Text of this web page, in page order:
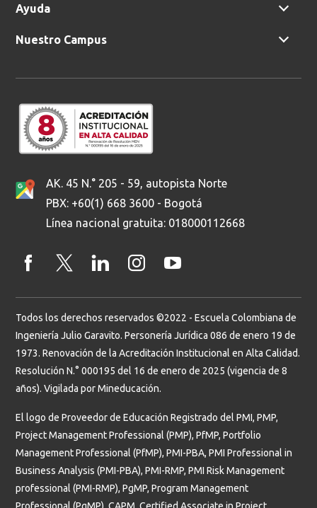
Ayuda
Nuestro Campus
AK. 45 N.° 205 - 59, autopista Norte
PBX: +60(1) 668 3600 - Bogotá
Línea nacional gratuita: 018000112668
Todos los derechos reservados ©2022 - Escuela Colombiana de
Ingeniería Julio Garavito. Personería Jurídica 086 de enero 19 de
1973. Renovación de la Acreditación Institucional en Alta Calidad.
Resolución N.° 000195 del 16 de enero de 2025 (vigencia de 8
años). Vigilada por Mineducación.
El logo de Proveedor de Educación Registrado del PMI, PMP,
Project Management Professional (PMP), PfMP, Portfolio
Management Professional (PfMP), PMI-PBA, PMI Professional in
Business Analysis (PMI-PBA), PMI-RMP, PMI Risk Management
professional (PMI-RMP), PgMP, Program Management